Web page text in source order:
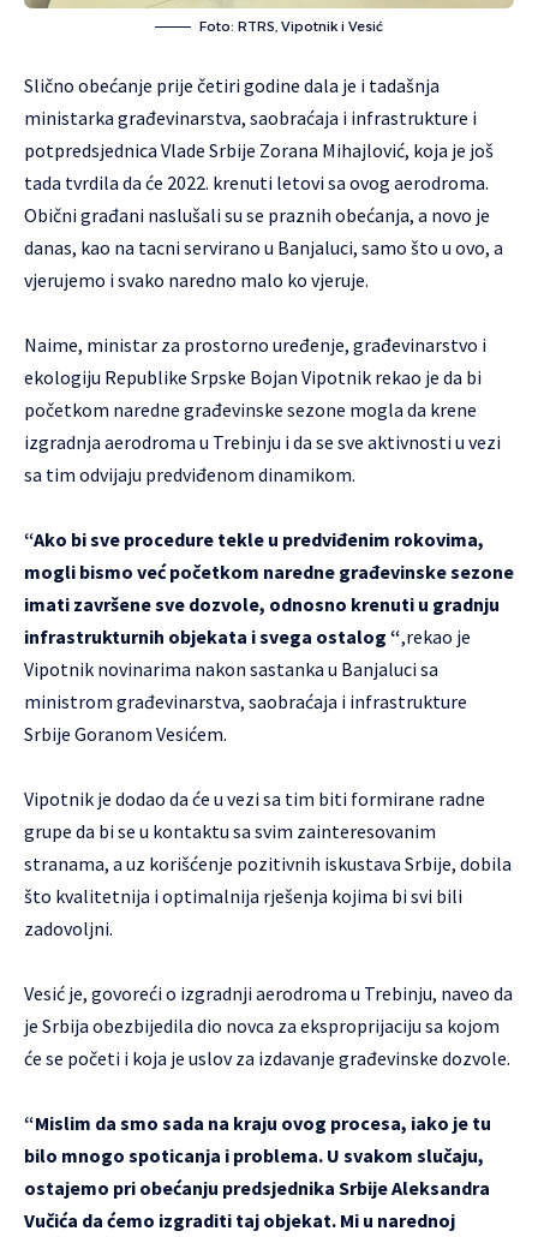
Foto: RTRS, Vipotnik i Vesić
Slično obećanje prije četiri godine dala je i tadašnja
ministarka građevinarstva, saobraćaja i infrastrukture i
potpredsjednica Vlade Srbije Zorana Mihajlović, koja je još
tada tvrdila da će 2022. krenuti letovi sa ovog aerodroma.
Obični građani naslušali su se praznih obećanja, a novo je
danas, kao na tacni servirano u Banjaluci, samo što u ovo, a
vjerujemo i svako naredno malo ko vjeruje.
Naime, ministar za prostorno uređenje, građevinarstvo i
ekologiju Republike Srpske Bojan Vipotnik rekao je da bi
početkom naredne građevinske sezone mogla da krene
izgradnja aerodroma u Trebinju i da se sve aktivnosti u vezi
sa tim odvijaju predviđenom dinamikom.
“Ako bi sve procedure tekle u predviđenim rokovima,
mogli bismo već početkom naredne građevinske sezone
imati završene sve dozvole, odnosno krenuti u gradnju
infrastrukturnih objekata i svega ostalog “,rekao je
Vipotnik novinarima nakon sastanka u Banjaluci sa
ministrom građevinarstva, saobraćaja i infrastrukture
Srbije Goranom Vesićem.
Vipotnik je dodao da će u vezi sa tim biti formirane radne
grupe da bi se u kontaktu sa svim zainteresovanim
stranama, a uz korišćenje pozitivnih iskustava Srbije, dobila
što kvalitetnija i optimalnija rješenja kojima bi svi bili
zadovoljni.
Vesić je, govoreći o izgradnji aerodroma u Trebinju, naveo da
je Srbija obezbijedila dio novca za eksproprijaciju sa kojom
će se početi i koja je uslov za izdavanje građevinske dozvole.
“Mislim da smo sada na kraju ovog procesa, iako je tu
bilo mnogo spoticanja i problema. U svakom slučaju,
ostajemo pri obećanju predsjednika Srbije Aleksandra
Vučića da ćemo izgraditi taj objekat. Mi u narednoj